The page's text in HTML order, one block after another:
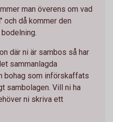
man överens om vad
och då kommer den
där ni är sambos så har
sammanlagda
bohag som införskaffats
sambolagen. Vill ni ha
ni skriva ett